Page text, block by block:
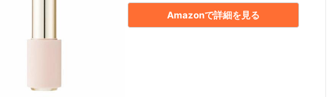
Amazonで詳細を見る